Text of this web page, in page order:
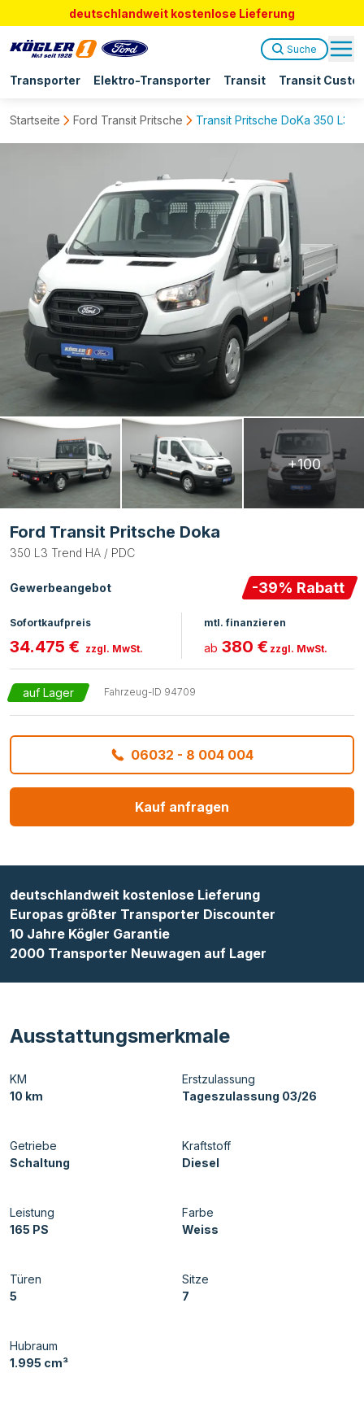
deutschlandweit kostenlose Lieferung
Transporter Elektro-Transporter Transit Transit
Suche
Startseite Ford Transit Pritsche Transit Pritsche DoKa 350 L3
+100
Ford Transit Pritsche Doka
350 L3 Trend HA / PDC
Gewerbeangebot -39% Rabatt
Sofortkaufpreis
34.475 € zzgl. MwSt.
mtl. finanzieren
ab 380 € zzgl. MwSt.
auf Lager Fahrzeug-ID 94709
06032 - 8 004 004
Kauf anfragen
deutschlandweit kostenlose Lieferung
Europas größter Transporter Discounter
10 Jahre Kögler Garantie
2000 Transporter Neuwagen auf Lager
Ausstattungsmerkmale
KM
10 km
Erstzulassung
Tageszulassung 03/26
Getriebe
Schaltung
Kraftstoff
Diesel
Leistung
165 PS
Farbe
Weiss
Türen
5
Sitze
7
Hubraum
1.995 cm³